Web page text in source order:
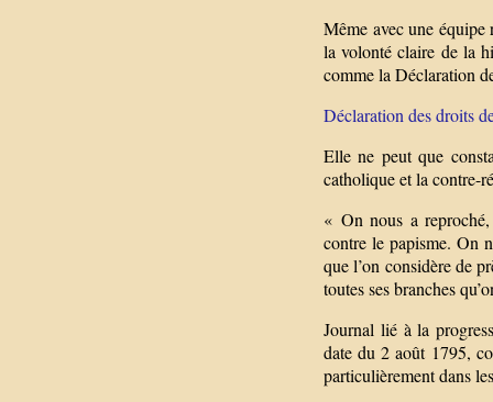
Même avec une
la volonté claire de la
comme la Déclaration
Déclaration des droits
Elle ne peut que
catholique et la contre-
« On nous a
contre le papisme. On
que l’on considère de
toutes ses branches
Journal lié à la
date du 2 août 1795,
particulièrement dans